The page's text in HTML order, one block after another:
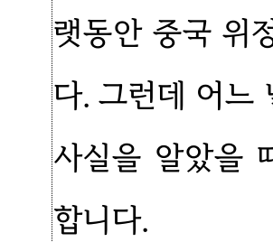
랫동안 중국 위
다. 그런데 어느
사실을 알았을
합니다.